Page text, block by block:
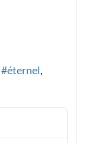
éternel